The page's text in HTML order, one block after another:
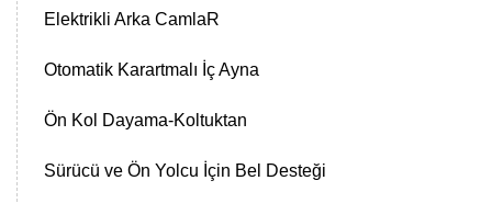
Elektrikli Arka CamlaR
Otomatik Karartmalı İç Ayna
Ön Kol Dayama-Koltuktan
Sürücü ve Ön Yolcu İçin Bel Desteği